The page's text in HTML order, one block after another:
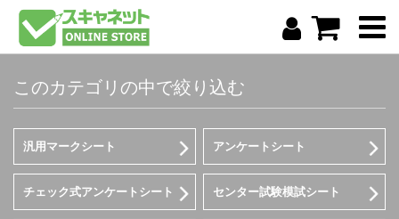
このカテゴリの中で絞り込む
汎用マークシート アンケートシート
チェック式アンケートシート センター試験模試シート